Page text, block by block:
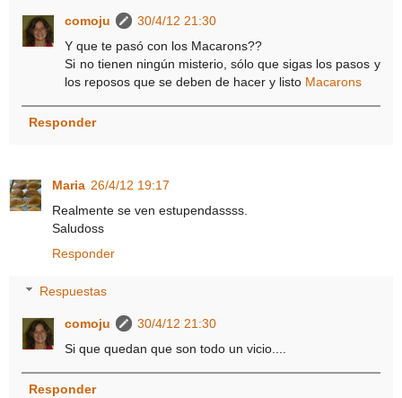
comoju
30/4/12 21:30
Y que te pasó con los Macarons??
Si no tienen ningún misterio, sólo que sigas los pasos y
los reposos que se deben de hacer y listo Macarons
Responder
Maria 26/4/12 19:17
Realmente se ven estupendassss.
Saludoss
Responder
Respuestas
comoju
30/4/12 21:30
Si que quedan que son todo un vicio....
Responder